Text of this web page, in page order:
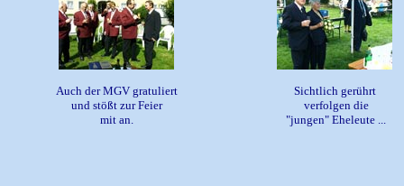
Auch der MGV gratuliert
und stößt zur Feier
mit an.
Sichtlich gerührt
verfolgen die
"jungen" Eheleute ...